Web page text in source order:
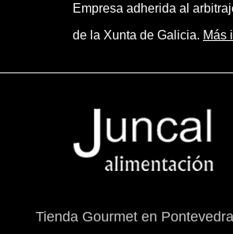
Empresa adherida al
de la Xunta de Galicia. Más
Tienda Gourmet en